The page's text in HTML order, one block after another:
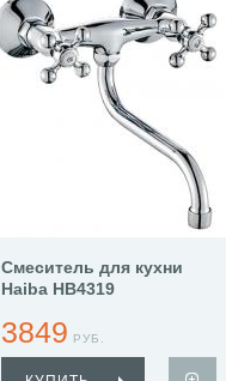
Смеситель для кухни
Haiba HB4319
3849 РУБ.